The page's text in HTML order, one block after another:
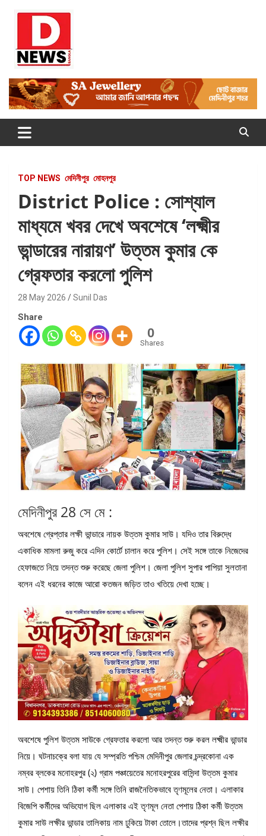
Dnews
#Medinipur24X7News
TOP NEWS মেদিনীপুর মোহনপুর
District Police : সোশ্যাল
মাধ্যমে খবর দেখে অবশেষে ‘লক্ষ্মীর
ভান্ডারের নারায়ণ’ উত্তম কুমার কে
গ্রেফতার করলো পুলিশ
28 May 2026 Sunil Das
Share
0
Shares
মেদিনীপুর 28 সে মে :
অবশেষে গ্রেপ্তার লক্ষী ভান্ডারে নায়ক উত্তম কুমার সাউ। যদিও তার বিরুদ্ধে
একাধিক মামলা রুজু করে এদিন কোর্টে চালান করে পুলিশ। সেই সঙ্গে তাকে নিজেদের
হেফাজতে নিয়ে তদন্ত শুরু করেছে জেলা পুলিশ। জেলা পুলিশ সুপার পাপিয়া সুলতানা
বলেন এই ধরনের কাজে আরো কতজন জড়িত তাও খতিয়ে দেখা হচ্ছে।
অবশেষে পুলিশ উত্তম সাউকে গ্রেফতার করলো আর তদন্ত শুরু করল লক্ষ্মীর ভান্ডার
নিয়ে। ঘটনাচক্রে বলা যায় যে সম্প্রতি পশ্চিম মেদিনীপুর জেলার চন্দ্রকোনা এক
নম্বর ব্লকের মনোহরপুর (২) গ্রাম পঞ্চায়েতের মনোহরপুরের বাসিন্দা উত্তম কুমার
সাউ। পেশায় তিনি ঠিকা কর্মী সঙ্গে তিনি রাজনৈতিকভাবে তৃণমূলের নেতা। এলাকার
বিজেপি কর্মীদের অভিযোগ ছিল এলাকার এই তৃণমূল নেতা পেশায় ঠিকা কর্মী উত্তম
কুমার সাউ লক্ষীর ভান্ডার তালিকায় নাম ঢুকিয়ে টাকা তোলে।তাদের প্রশ্ন ছিল লক্ষীর